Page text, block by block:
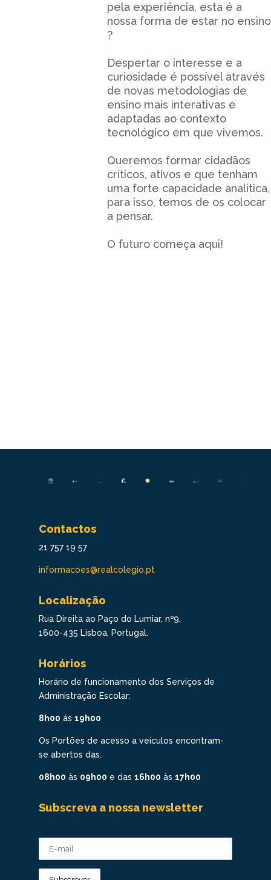
pela experiência, esta é a
nossa forma de estar no
?
Despertar o interesse e a
curiosidade é possível através
de novas metodologias de
ensino mais interativas e
adaptadas ao contexto
tecnológico em que vivemos.
Queremos formar cidadãos
críticos, ativos e que tenham
uma forte capacidade analítica,
para isso, temos de os colocar
a pensar.
O futuro começa aqui!
Contactos
21 757 19 57
informacoes@realcolegio.pt
Localização
Rua Direita ao Paço do Lumiar, nº9,
1600-435 Lisboa, Portugal.
Horários
Horário de funcionamento dos Serviços de
Administração Escolar:
8h00 às 19h00
Os Portões de acesso a veículos encontram-
se abertos das:
08h00 às 09h00 e das 16h00 às 17h00
Subscreva a nossa newsletter